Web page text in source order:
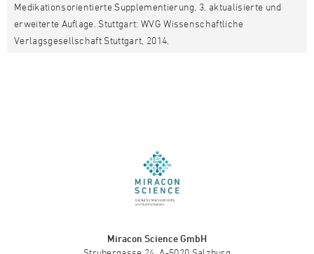
Medikationsorientierte Supplementierung, 3. aktualisierte und
erweiterte Auflage. Stuttgart: WVG Wissenschaftliche
Verlagsgesellschaft Stuttgart, 2014.
Miracon Science GmbH